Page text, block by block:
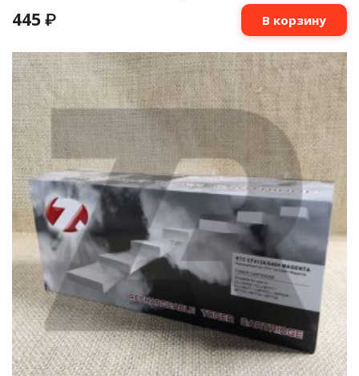
445 ₽ В корзину